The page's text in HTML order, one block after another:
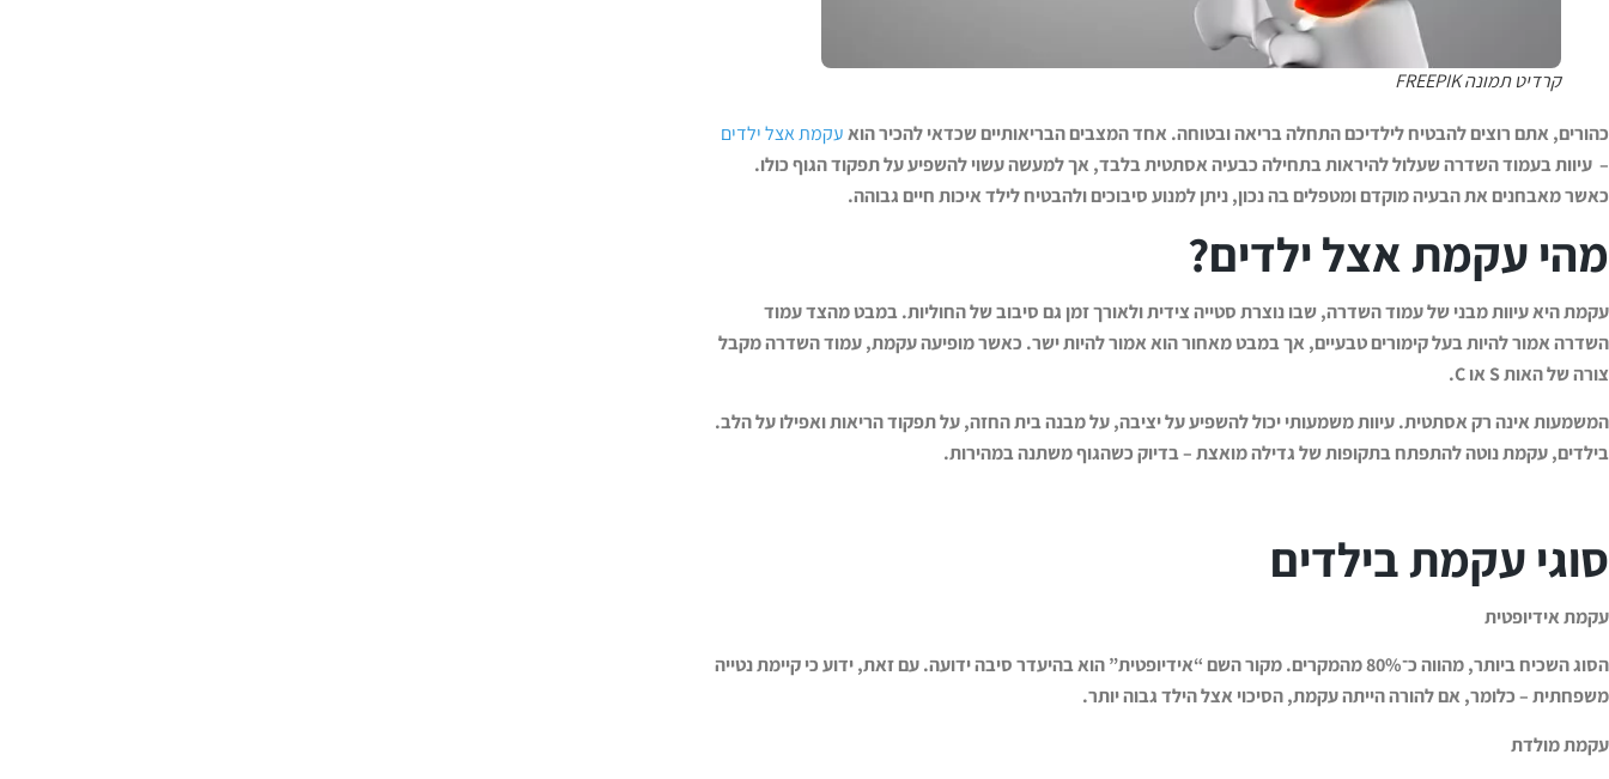
קרדיט תמונה FREEPIK
כהורים, אתם רוצים להבטיח לילדיכם התחלה בריאה ובטוחה. אחד המצבים הבריאותיים שכדאי להכיר הואעקמת אצל ילדים
– עיוות בעמוד השדרה שעלול להיראות בתחילה כבעיה אסתטית בלבד, אך למעשה עשוי להשפיע על תפקוד הגוף כולו.
כאשר מאבחנים את הבעיה מוקדם ומטפלים בה נכון, ניתן למנוע סיבוכים ולהבטיח לילד איכות חיים גבוהה.
מהי עקמת אצל ילדים?
עקמת היא עיוות מבני של עמוד השדרה, שבו נוצרת סטייה צידית ולאורך זמן גם סיבוב של החוליות. במבט מהצד עמוד
השדרה אמור להיות בעל קימורים טבעיים, אך במבט מאחור הוא אמור להיות ישר. כאשר מופיעה עקמת, עמוד השדרה מקבל
צורה של האות
או
המשמעות אינה רק אסתטית. עיוות משמעותי יכול להשפיע על יציבה, על מבנה בית החזה, על תפקוד הריאות ואפילו על הלב.
בילדים, עקמת נוטה להתפתח בתקופות של גדילה מואצת – בדיוק כשהגוף משתנה במהירות.
סוגי עקמת בילדים
עקמת אידיופטית
הסוג השכיח ביותר, מהווה כ־80% מהמקרים. מקור השם “אידיופטית” הוא בהיעדר סיבה ידועה. עם זאת, ידוע כי קיימת נטייה
משפחתית – כלומר, אם להורה הייתה עקמת, הסיכוי אצל הילד גבוה יותר.
עקמת מולדת